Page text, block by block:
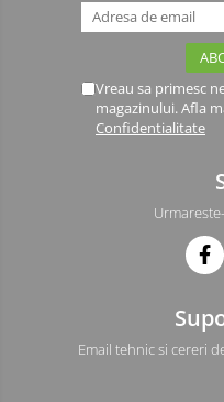
Vreau sa primesc
magazinului. Afla
Confidentialitate
Email tehnic si cereri